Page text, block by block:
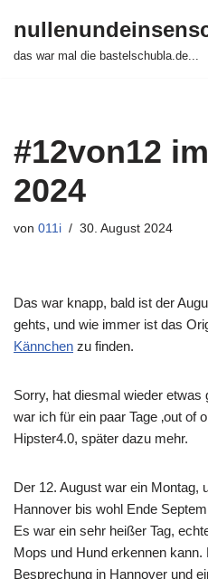
Zum
das war mal die bastelschubla.de...
#12von12
2024
von 011i 30. August 2024
Das war knapp, bald ist der
gehts, und wie immer ist das
Kännchen zu finden.
Sorry, hat diesmal wieder etwas
war ich für ein paar Tage ‚out of
Hipster4.0, später dazu mehr.
Der 12. August war ein Montag,
Hannover bis wohl Ende
Es war ein sehr heißer Tag,
Mops und Hund erkennen
Besprechung in Hannover und